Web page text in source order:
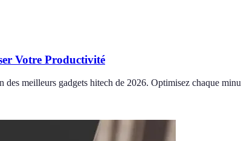
Votre Productivité
meilleurs gadgets hitech de 2026. Optimisez chaque